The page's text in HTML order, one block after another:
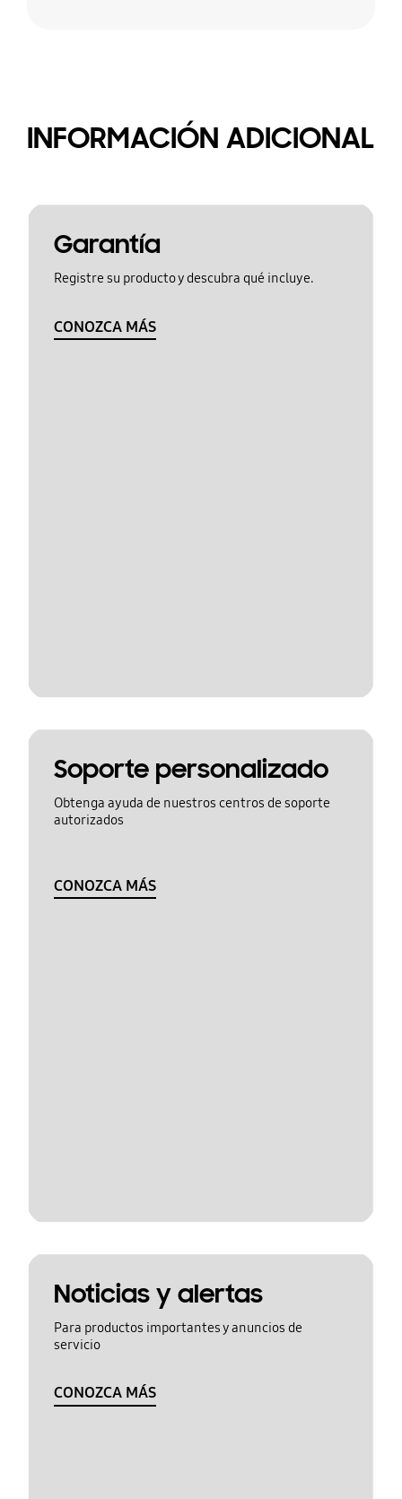
INFORMACIÓN ADICIONAL
Garantía
Registre su producto y descubra qué incluye.
CONOZCA MÁS
Soporte personalizado
Obtenga ayuda de nuestros centros de soporte
autorizados
CONOZCA MÁS
Noticias y alertas
Para productos importantes y anuncios de
servicio
CONOZCA MÁS